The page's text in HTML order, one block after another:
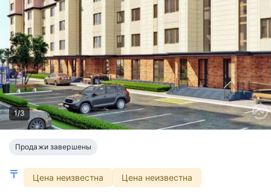
1/3
Продажи завершены
Цена неизвестна Цена неизвестна